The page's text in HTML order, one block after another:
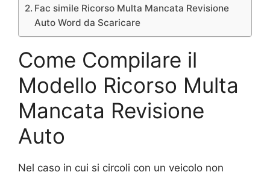
Fac simile Ricorso Multa Mancata Revisione
Auto Word da Scaricare
Come Compilare il
Modello Ricorso Multa
Mancata Revisione
Auto
Nel caso in cui si circoli con un veicolo non